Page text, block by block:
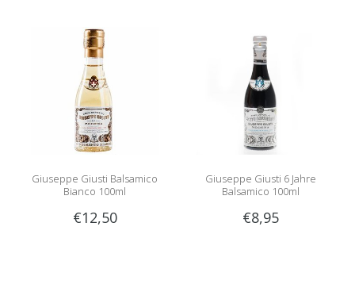
Giuseppe Giusti Balsamico
Bianco 100ml
€12,50
Giuseppe Giusti 6 Jahre
Balsamico 100ml
€8,95